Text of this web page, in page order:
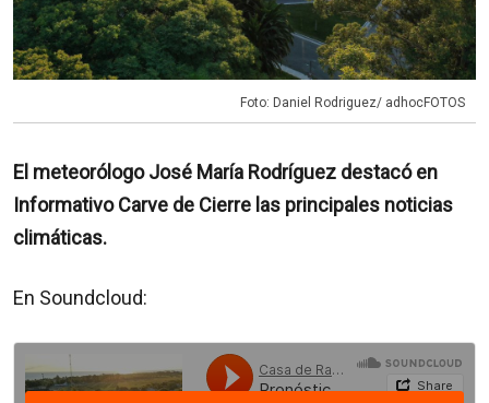
Foto: Daniel Rodriguez/ adhocFOTOS
El meteorólogo José María Rodríguez destacó en
Informativo Carve de Cierre las principales noticias
climáticas.
En Soundcloud: